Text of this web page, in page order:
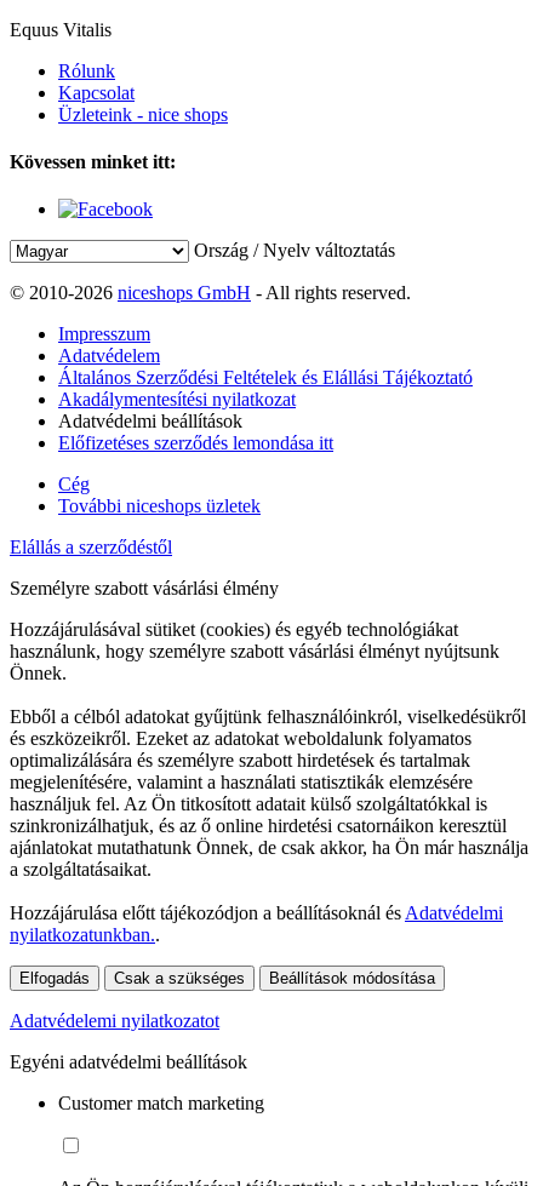
Equus Vitalis
Rólunk
Kapcsolat
Üzleteink - nice shops
Kövessen minket itt:
Ország / Nyelv változtatás
© 2010-2026 niceshops GmbH - All rights reserved.
Impresszum
Adatvédelem
Általános Szerződési Feltételek és Elállási Tájékoztató
Akadálymentesítési nyilatkozat
Adatvédelmi beállítások
Előfizetéses szerződés lemondása itt
Cég
További niceshops üzletek
Elállás a szerződéstől
Személyre szabott vásárlási élmény
Hozzájárulásával sütiket (cookies) és egyéb technológiákat
használunk, hogy személyre szabott vásárlási élményt nyújtsunk
Önnek.
Ebből a célból adatokat gyűjtünk felhasználóinkról, viselkedésükről
és eszközeikről. Ezeket az adatokat weboldalunk folyamatos
optimalizálására és személyre szabott hirdetések és tartalmak
megjelenítésére, valamint a használati statisztikák elemzésére
használjuk fel. Az Ön titkosított adatait külső szolgáltatókkal is
szinkronizálhatjuk, és az ő online hirdetési csatornáikon keresztül
ajánlatokat mutathatunk Önnek, de csak akkor, ha Ön már használja
a szolgáltatásaikat.
Hozzájárulása előtt tájékozódjon a beállításoknál és Adatvédelmi
nyilatkozatunkban..
Elfogadás Csak a szükséges Beállítások módosítása
Adatvédelemi nyilatkozatot
Egyéni adatvédelmi beállítások
Customer match marketing